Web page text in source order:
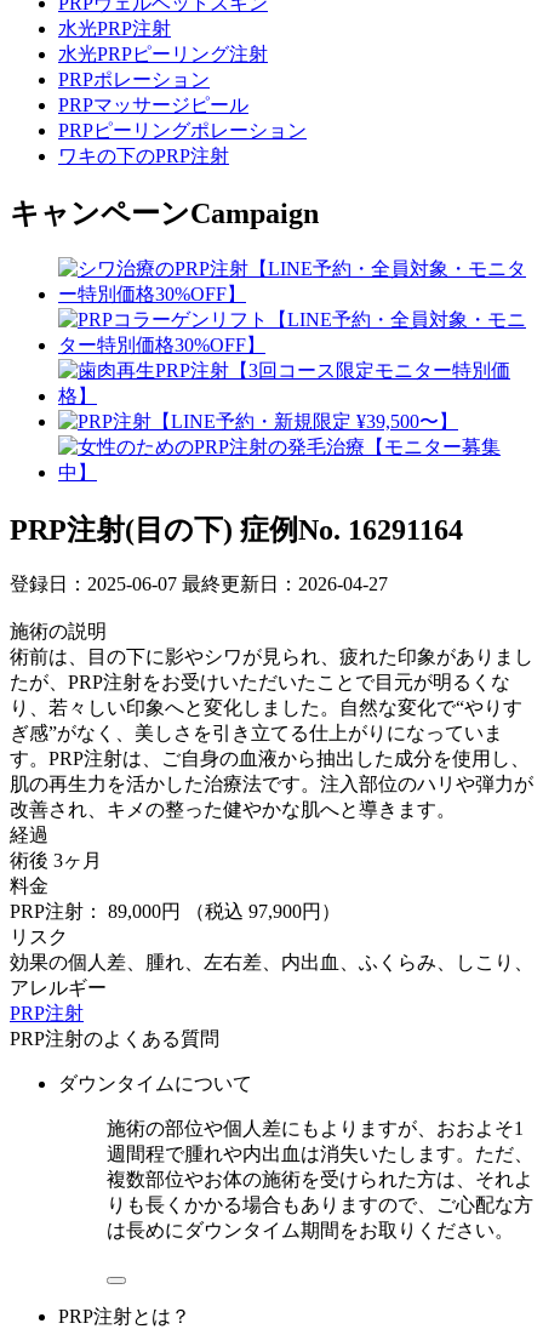
水光PRP注射
水光PRPピーリング注射
PRPポレーション
PRPマッサージピール
PRPピーリングポレーション
ワキの下のPRP注射
キャンペーンCampaign
PRP注射(目の下) 症例No. 16291164
登録日：2025-06-07 最終更新日：2026-04-27
施術の説明
術前は、目の下に影やシワが見られ、疲れた印象がありまし
たが、PRP注射をお受けいただいたことで目元が明るくな
り、若々しい印象へと変化しました。自然な変化で“やりす
ぎ感”がなく、美しさを引き立てる仕上がりになっていま
す。PRP注射は、ご自身の血液から抽出した成分を使用し、
肌の再生力を活かした治療法です。注入部位のハリや弾力が
改善され、キメの整った健やかな肌へと導きます。
経過
術後 3ヶ月
料金
PRP注射： 89,000円
（税込 97,900円）
リスク
効果の個人差、腫れ、左右差、内出血、ふくらみ、しこり、
アレルギー
PRP注射
PRP注射のよくある質問
ダウンタイムについて
施術の部位や個人差にもよりますが、おおよそ1
週間程で腫れや内出血は消失いたします。ただ、
複数部位やお体の施術を受けられた方は、それよ
りも長くかかる場合もありますので、ご心配な方
は長めにダウンタイム期間をお取りください。
PRP注射とは？